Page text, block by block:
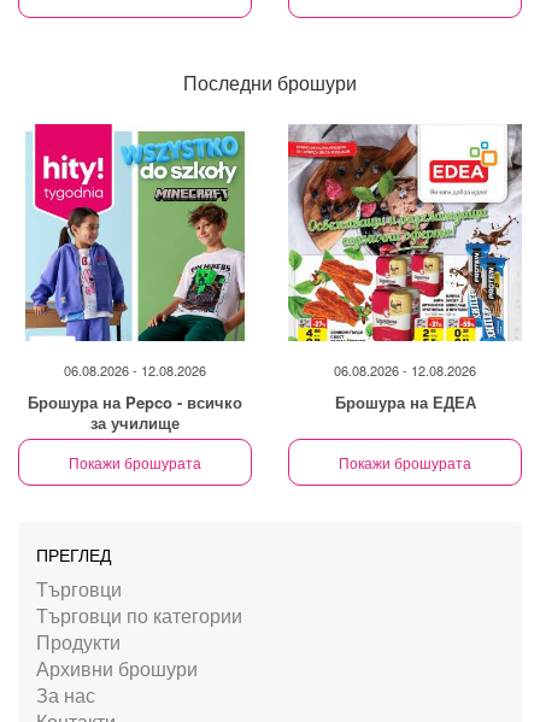
Последни брошури
06.08.2026 - 12.08.2026
Брошура на Pepco - всичко
за училище
Покажи брошурата
06.08.2026 - 12.08.2026
Брошура на ЕДЕА
Покажи брошурата
ПРЕГЛЕД
Търговци
Търговци по категории
Продукти
Архивни брошури
За нас